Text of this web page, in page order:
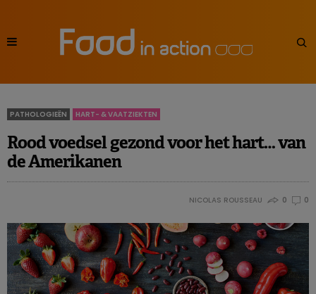
PATHOLOGIEËN HART- & VAATZIEKTEN
Rood voedsel gezond voor het hart… van
de Amerikanen
NICOLAS ROUSSEAU 0 0